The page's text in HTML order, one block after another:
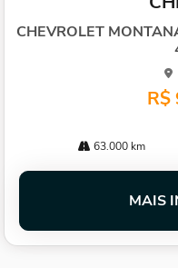
CHEVROLET
R$
63.000 km
MAIS